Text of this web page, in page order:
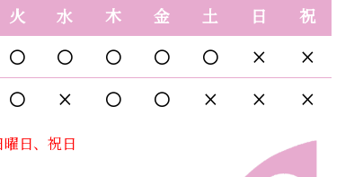
火 水 木 金 土 日
祝
〇 〇 〇 〇 〇 ×
×
〇 × 〇 〇 × × ×
日、祝日